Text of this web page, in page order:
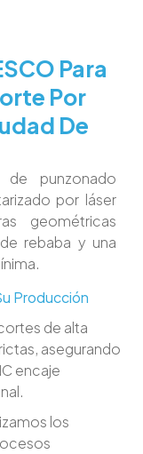
Para
Por
De
punzonado
por láser
geométricas
rebaba y una
Producción
de alta
asegurando
encaje
los